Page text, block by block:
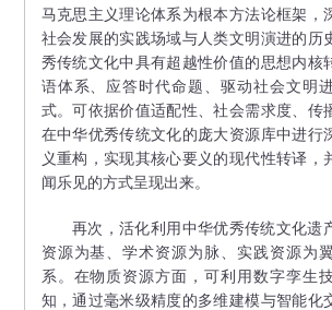
马克思主义理论体系为根本方法论框架，
社会发展的实践场域与人类文明演进的历
秀传统文化中具有超越性价值的思想内核
语体系、应答时代命题、驱动社会文明
式。可依据价值适配性、社会需求度、传
在中华优秀传统文化的庞大资源库中进行
义重构，实现其核心要义的现代性转译，
闻乐见的方式呈现出来。
再次，活化利用中华优秀传统文化遗
资源为基、学术资源为脉、实践资源为
系。在物质资源方面，可利用数字孪生
知，通过毫米级精度的多维建模与智能化